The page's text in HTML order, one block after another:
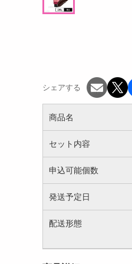
シェアする
商品名
セット内容
申込可能個数
発送予定日
配送形態